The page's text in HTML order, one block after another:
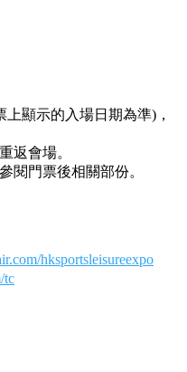
顯示的入場日期為準)，
返會場。
閱門票後相關部份。
hksportsleisureexpo
tc